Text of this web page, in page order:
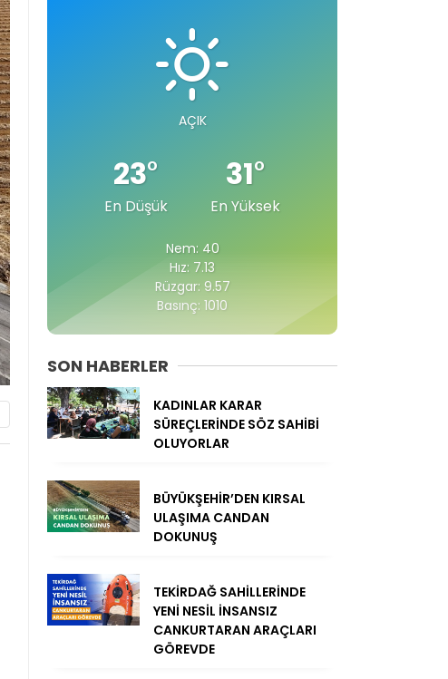
AÇIK
23°
En Düşük
31°
En Yüksek
Nem: 40
Hız: 7.13
Rüzgar: 9.57
Basınç: 1010
SON HABERLER
KADINLAR KARAR
SÜREÇLERİNDE SÖZ SAHİBİ
OLUYORLAR
BÜYÜKŞEHİR’DEN KIRSAL
ULAŞIMA CANDAN
DOKUNUŞ
TEKİRDAĞ SAHİLLERİNDE
YENİ NESİL İNSANSIZ
CANKURTARAN ARAÇLARI
GÖREVDE